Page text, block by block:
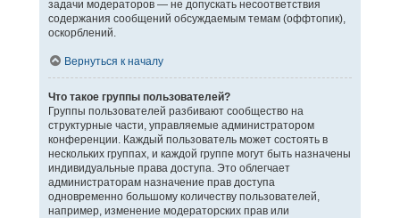
задачи модераторов — не допускать несоответствия
содержания сообщений обсуждаемым темам (оффтопик),
оскорблений.
Вернуться к началу
Что такое группы пользователей?
Группы пользователей разбивают сообщество на
структурные части, управляемые администратором
конференции. Каждый пользователь может состоять в
нескольких группах, и каждой группе могут быть назначены
индивидуальные права доступа. Это облегчает
администраторам назначение прав доступа
одновременно большому количеству пользователей,
например, изменение модераторских прав или